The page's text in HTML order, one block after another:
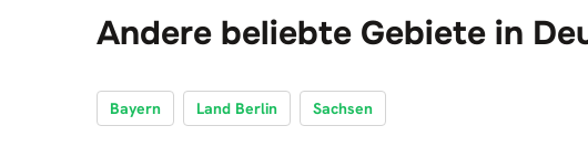
Andere beliebte Gebiete in
Bayern Land Berlin Sachsen